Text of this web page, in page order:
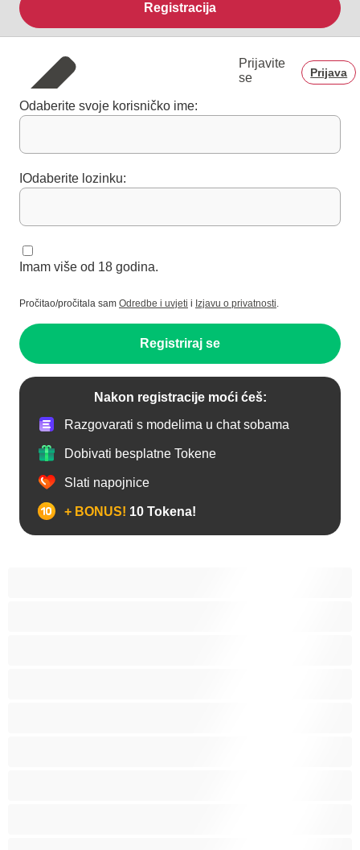
Registracija
Prijavite
se
Prijava
Odaberite svoje korisničko ime:
IOdaberite lozinku:
Imam više od 18 godina.
Pročitao/pročitala sam Odredbe i uvjeti i Izjavu o privatnosti.
Registriraj se
Nakon registracije moći ćeš:
Razgovarati s modelima u chat sobama
Dobivati besplatne Tokene
Slati napojnice
+ BONUS! 10 Tokena!